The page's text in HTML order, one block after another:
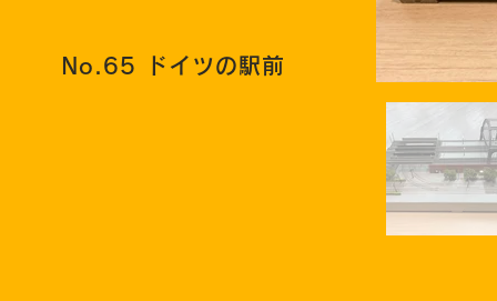
No.65 ドイツの駅前